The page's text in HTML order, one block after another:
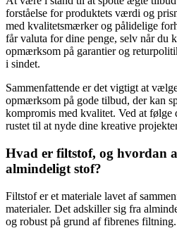
forståelse for produktets værdi og
med kvalitetsmærker og pålidelige
får valuta for dine penge, selv når
opmærksom på garantier og
i sindet.
Sammenfattende er det vigtigt at
opmærksom på gode tilbud, der kan
kompromis med kvalitet. Ved at
rustet til at nyde dine kreative
Hvad er filtstof, og hvordan
almindeligt stof?
Filtstof er et materiale lavet af
materialer. Det adskiller sig fra
og robust på grund af fibrenes filtning.